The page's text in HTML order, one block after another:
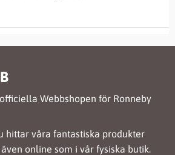
Webbshopen för Ronneby
hittar våra fantastiska produkter
online som i vår fysiska butik.